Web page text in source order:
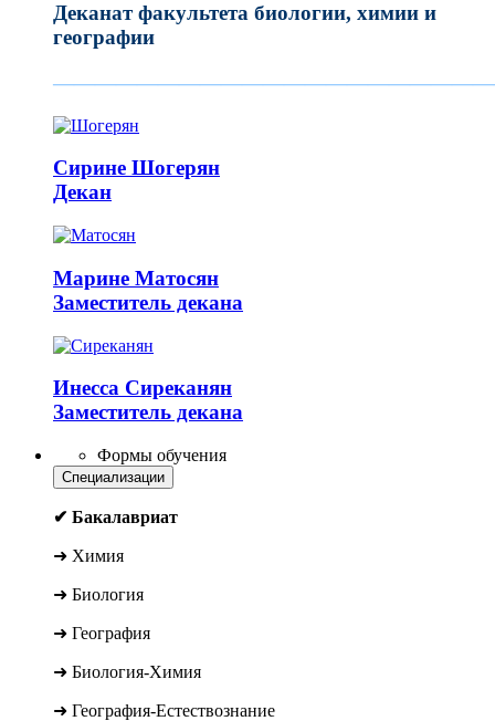
Деканат факультета биологии, химии и
географии
Сирине Шогерян
Декан
Марине Матосян
Заместитель декана
Инесса Сиреканян
Заместитель декана
Формы обучения
Специализации
✔ Бакалавриат
➜ Химия
➜ Биология
➜ География
➜ Биология-Химия
➜ География-Естествознание